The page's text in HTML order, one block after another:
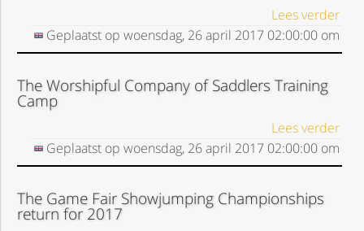
Lees verder
Geplaatst op woensdag, 26 april 2017 02:00:00om
The Worshipful Company of Saddlers Training
Camp
Lees verder
Geplaatst op woensdag, 26 april 2017 02:00:00om
The Game Fair Showjumping Championships
return for 2017